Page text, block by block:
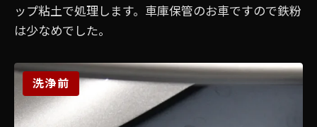
ップ粘土で処理します。車庫保管のお車ですので鉄粉
は少なめでした。
洗浄前